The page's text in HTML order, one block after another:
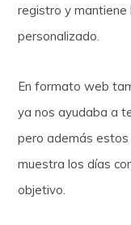
registro y mantiene
personalizado.
En formato web
ya nos ayudaba a
pero además estos
muestra los días
objetivo.